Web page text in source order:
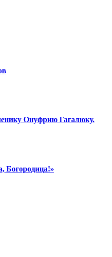
Онуфрию Гагалюку.
Богородица!»